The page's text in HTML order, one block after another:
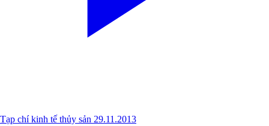
Tạp chí kinh tế thủy sản 29.11.2013